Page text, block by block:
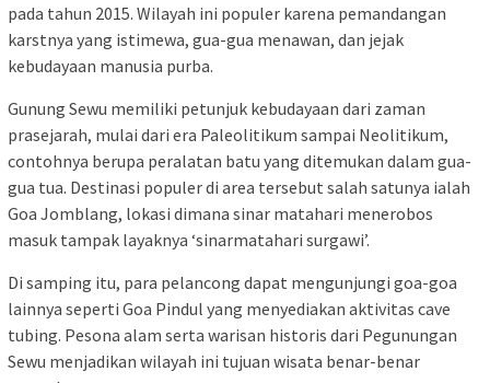
pada tahun 2015. Wilayah ini populer karena pemandangan
karstnya yang istimewa, gua-gua menawan, dan jejak
kebudayaan manusia purba.
Gunung Sewu memiliki petunjuk kebudayaan dari zaman
prasejarah, mulai dari era Paleolitikum sampai Neolitikum,
contohnya berupa peralatan batu yang ditemukan dalam gua-
gua tua. Destinasi populer di area tersebut salah satunya ialah
Goa Jomblang, lokasi dimana sinar matahari menerobos
masuk tampak layaknya ‘sinarmatahari surgawi’.
Di samping itu, para pelancong dapat mengunjungi goa-goa
lainnya seperti Goa Pindul yang menyediakan aktivitas cave
tubing. Pesona alam serta warisan historis dari Pegunungan
Sewu menjadikan wilayah ini tujuan wisata benar-benar